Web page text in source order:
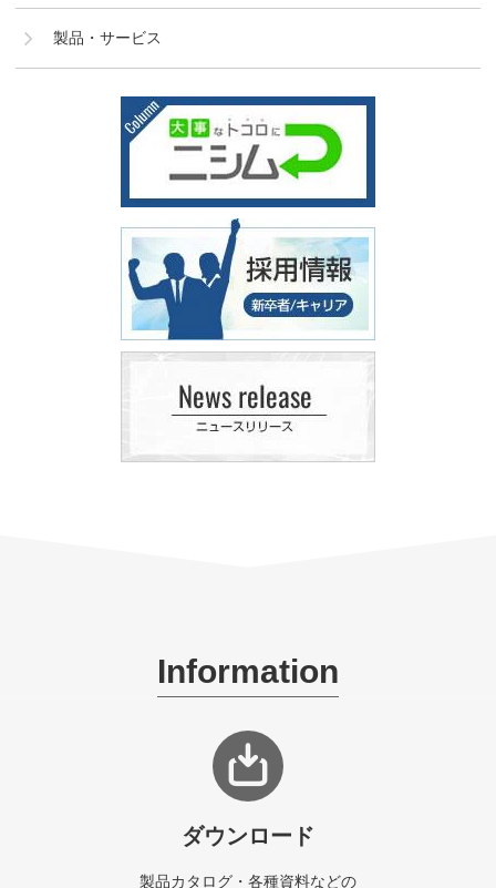
製品・サービス
Information
ダウンロード
製品カタログ・各種資料などの